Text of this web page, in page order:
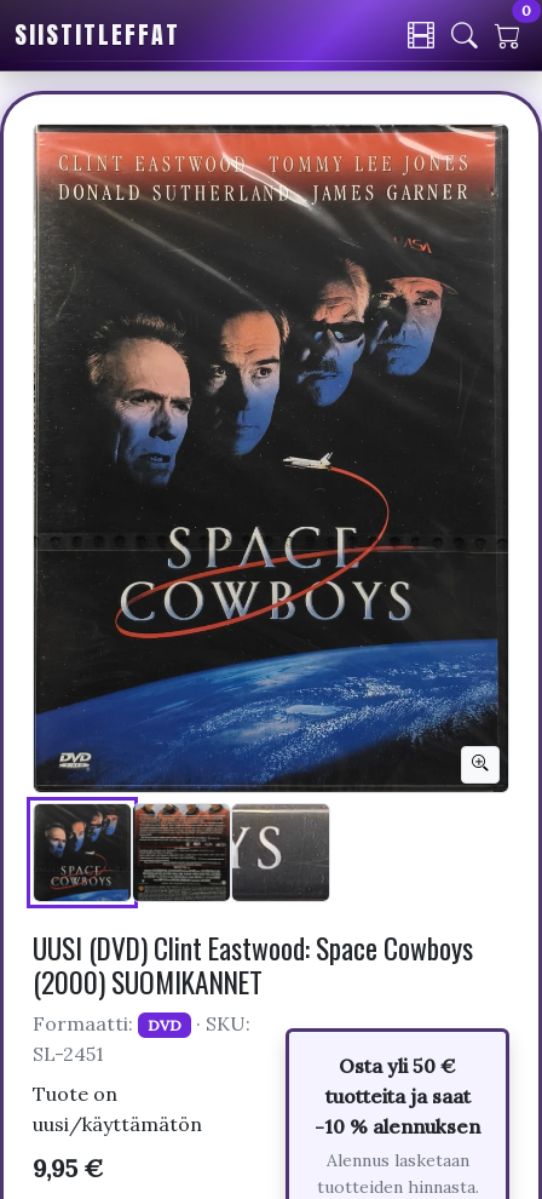
SIISTITLEFFAT
0
UUSI (DVD) Clint Eastwood: Space Cowboys
(2000) SUOMIKANNET
Formaatti: DVD · SKU:
SL-2451
Tuote on
uusi/käyttämätön
9,95 €
Osta yli 50 €
tuotteita ja saat
-10 % alennuksen
Alennus lasketaan
tuotteiden hinnasta.